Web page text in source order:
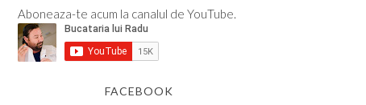
Aboneaza-te acum la canalul de YouTube.
FACEBOOK